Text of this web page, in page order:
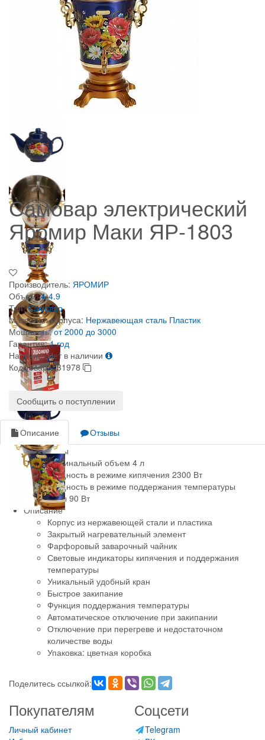
Самовар электрический
Яромир Маки ЯР-1803
Производитель: ЯРОМИР
Объем: 4-4.9
Тип: Самовар
Материал корпуса: Нержавеющая сталь Пластик
Мощность: от 2000 до 3000
Гарантия: 1 год
Наличие: Нет в наличии
Код товара:31978
Сообщить о поступлении
Описание
Отзывы
Параметры
Номинальный объем 4 л
Мощность в режиме кипячения 2300 Вт
Мощность в режиме поддержания температуры
воды 90 Вт
Описание
Корпус из нержавеющей стали и пластика
Закрытый нагревательный элемент
Фарфоровый заварочный чайник
Световые индикаторы кипячения и поддержания
температуры
Уникальный удобный кран
Быстрое закипание
Функция поддержания температуры
Автоматическое отключение при закипании
Отключение при перегреве и недостаточном
количестве воды
Упаковка: цветная коробка
Поделитесь ссылкой:
Покупателям
Личный кабинет
Соцсети
Telegram